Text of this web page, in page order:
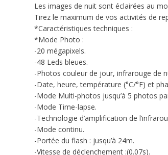
Les images de nuit sont éclairées au
Tirez le maximum de vos activités de
*Caractéristiques techniques :
*Mode Photo :
-20 mégapixels.
-48 Leds bleues.
-Photos couleur de jour, infrarouge de
-Date, heure, température (°C/°F) et
-Mode Multi-photos jusqu’à 5 photos
-Mode Time-lapse.
-Technologie d’amplification de
-Mode continu.
-Portée du flash : jusqu’à 24m.
-Vitesse de déclenchement :(0.07s).